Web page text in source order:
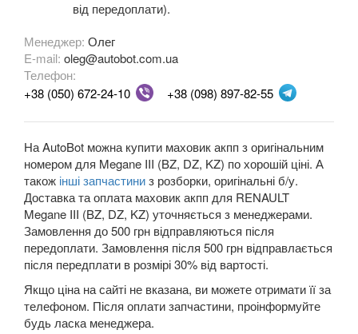
RENAULT
Captur (J5)
Clio III (BR, CR, KR)
Duster (FE, HS)
Fluence (L3, B3)
Espace IV (JK0)
Grand Espace IV (JK0)
Kadjar
від передоплати).
Менеджер: Олег
E-mail: oleg@autobot.com.ua
Телефон:
+38 (050) 672-24-10
+38 (098) 897-82-55
На AutoBot можна купити маховик акпп з оригінальним
номером для Megane III (BZ, DZ, KZ) по хорошій ціні. А
також інші запчастиниз розборки, оригінальні б/у.
Доставка та оплата маховик акпп для RENAULT
Megane III (BZ, DZ, KZ) уточняється з менеджерами.
Замовлення до 500 грн відправляються після
передоплати. Замовлення після 500 грн відправлається
після передплати в розмірі 30% від вартості.
Якщо ціна на сайті не вказана, ви можете отримати її за
телефоном. Після оплати запчастини, проінформуйте
будь ласка менеджера.